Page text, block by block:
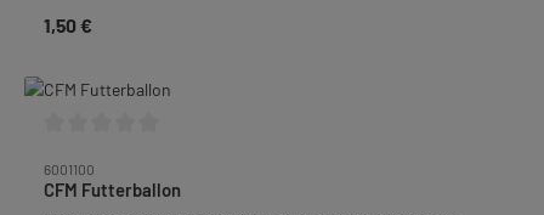
Hoffmann-Seitenteil (HT)Verpackungseinheit (VPE): 12
Regulärer Preis:
1,50 €
6001100
CFM Futterballon